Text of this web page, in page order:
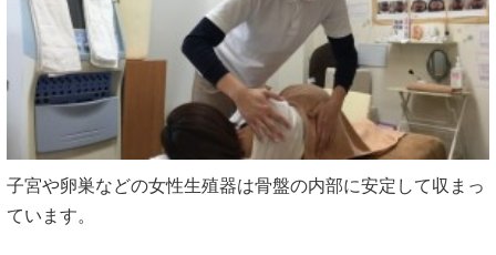
子宮や卵巣などの女性生殖器は骨盤の内部に安定して収まっ
ています。